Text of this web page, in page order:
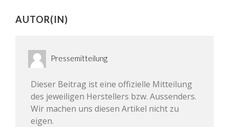
AUTOR(IN)
Pressemitteilung
Dieser Beitrag ist eine offizielle Mitteilung
des jeweiligen Herstellers bzw. Aussenders.
Wir machen uns diesen Artikel nicht zu
eigen.